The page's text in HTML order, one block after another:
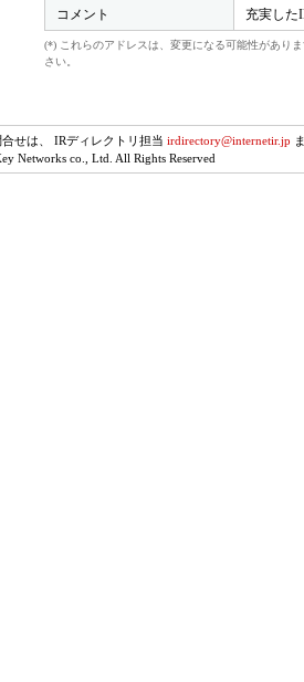
コメント 充実した
(*) これらのアドレスは、変更になる可能性があり
さい。
せは、 IRディレクトリ担当 irdirectory@internetir.jp
Networks co., Ltd. All Rights Reserved